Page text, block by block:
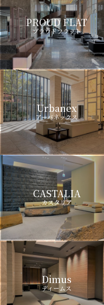
PROUD FLAT
プラウドフラット
Urbanex
アーバネックス
CASTALIA
カスタリア
Dimus
ディームス